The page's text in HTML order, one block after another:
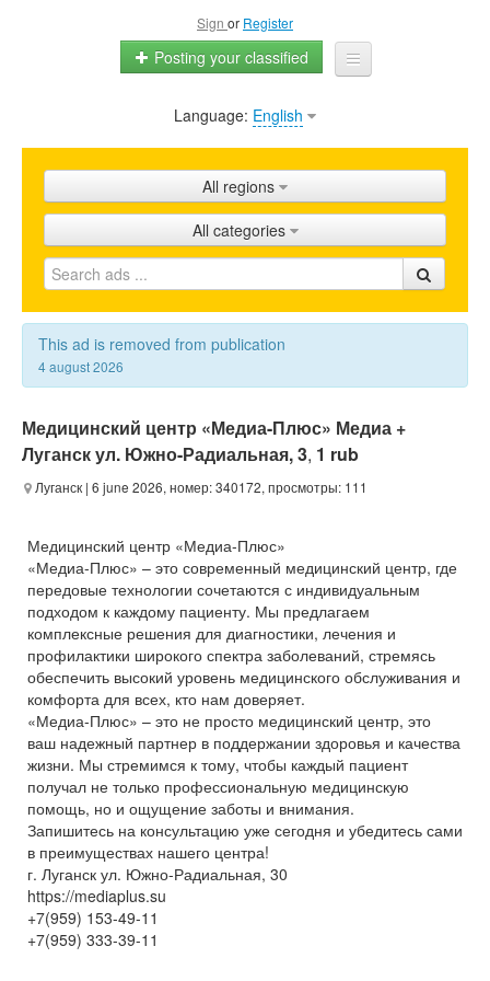
Sign or Register
Posting your classified
Home
Shops
Promotion
FAQ
Blog
Language: English
All regions
All categories
This ad is removed from publication
4 august 2026
Медицинский центр «Медиа-Плюс» Медиа +
Луганск ул. Южно-Радиальная, 3, 1 rub
Луганск | 6 june 2026, номер: 340172, просмотры: 111
Медицинский центр «Медиа-Плюс»
«Медиа-Плюс» – это современный медицинский центр, где
передовые технологии сочетаются с индивидуальным
подходом к каждому пациенту. Мы предлагаем
комплексные решения для диагностики, лечения и
профилактики широкого спектра заболеваний, стремясь
обеспечить высокий уровень медицинского обслуживания и
комфорта для всех, кто нам доверяет.
«Медиа-Плюс» – это не просто медицинский центр, это
ваш надежный партнер в поддержании здоровья и качества
жизни. Мы стремимся к тому, чтобы каждый пациент
получал не только профессиональную медицинскую
помощь, но и ощущение заботы и внимания.
Запишитесь на консультацию уже сегодня и убедитесь сами
в преимуществах нашего центра!
г. Луганск ул. Южно-Радиальная, 30
https://mediaplus.su
+7(959) 153-49-11
+7(959) 333-39-11